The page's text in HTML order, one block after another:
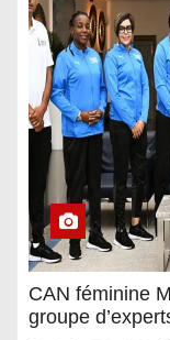
CAN féminine
groupe